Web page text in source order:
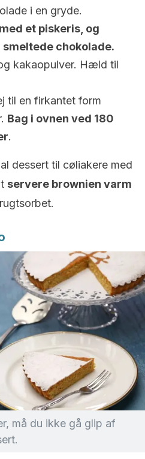
i en gryde.
et piskeris, og
chokolade.
kakaopulver. Hæld til
til en firkantet form
Bag i ovnen ved 180
.
dessert til cøliakere med
servere brownien varm
må du ikke gå glip af